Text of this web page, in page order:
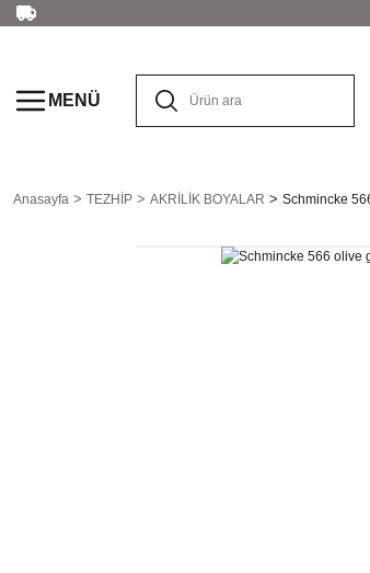
MENÜ
Anasayfa TEZHİP AKRİLİK BOYALAR Schmincke